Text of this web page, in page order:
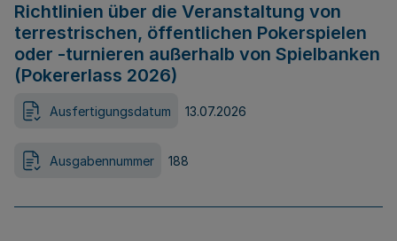
Richtlinien über die Veranstaltung von
terrestrischen, öffentlichen Pokerspielen
oder -turnieren außerhalb von Spielbanken
(Pokererlass 2026)
Ausfertigungsdatum 13.07.2026
Ausgabennummer 188